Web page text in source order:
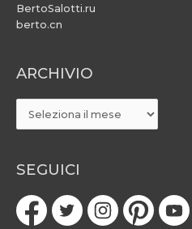
BertoSalotti.ru
berto.cn
ARCHIVIO
ARCHIVIO
SEGUICI